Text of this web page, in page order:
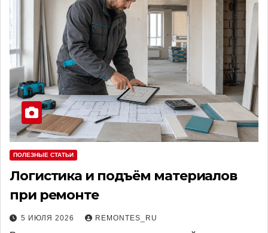
ПОЛЕЗНЫЕ СТАТЬИ
Логистика и подъём материалов
при ремонте
5 ИЮЛЯ 2026 REMONTES_RU